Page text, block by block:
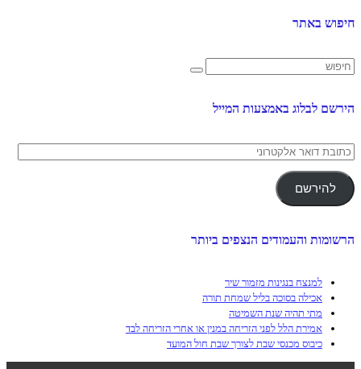
חיפוש באתר
הירשם לבלוג באמצעות המייל
כתובת
אלקטרוני
להירשם
הרשומות והעמודים הנצפים ביותר
למנצח בנגינות מזמור שיר
אכילה בסוכה בליל שמחת תורה
מתי תהיה שנת השמיטה
אמירת הלל לפני הזריחה במנין או אחרי הזריחה לבד
כיבוס מכנסי שבת לצורך שבת חול המועד